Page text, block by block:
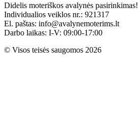
Didelis moteriškos avalynės pasirinkimas!
Individualios veiklos nr.: 921317
El. paštas: info@avalynemoterims.lt
Darbo laikas: I-V: 09:00-17:00
© Visos teisės saugomos 2026